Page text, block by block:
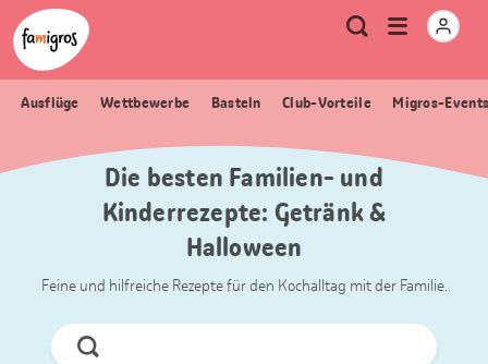
Sprungmarken
Navigation
Header
Logo
Meta
Navigation
Suche
Menu
öffnen
Ausflüge Wettbewerbe Basteln Club-Vorteile Migros-
Die besten Familien- und
Kinderrezepte: Getränk &
Halloween
Feine und hilfreiche Rezepte für den Kochalltag mit der Familie.
Jetzt